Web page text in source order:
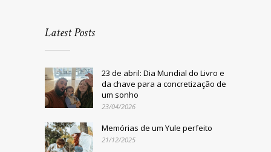
Latest Posts
23 de abril: Dia Mundial do Livro e
da chave para a concretização de
um sonho
23/04/2026
Memórias de um Yule perfeito
21/12/2025